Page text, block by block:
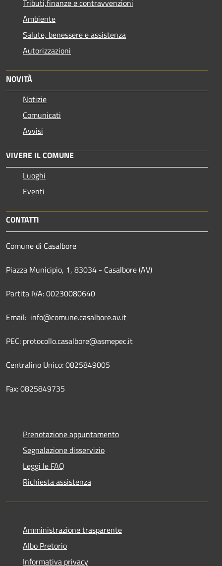
Tributi,finanze e contravvenzioni
Ambiente
Salute, benessere e assistenza
Autorizzazioni
NOVITÀ
Notizie
Comunicati
Avvisi
VIVERE IL COMUNE
Luoghi
Eventi
CONTATTI
Comune di Casalbore
Piazza Municipio, 1, 83034 - Casalbore (AV)
Partita IVA: 00230080640
Email: info@comune.casalbore.av.it
PEC: protocollo.casalbore@asmepec.it
Centralino Unico: 0825849005
Fax: 0825849735
Prenotazione appuntamento
Segnalazione disservizio
Leggi le FAQ
Richiesta assistenza
Amministrazione trasparente
Albo Pretorio
Informativa privacy